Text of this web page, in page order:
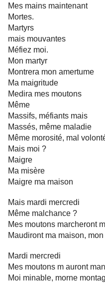
Mes mains maintenant
Mortes.
Martyrs
mais mouvantes
Méfiez moi.
Mon martyr
Montrera mon amertume
Ma maigritude
Medira mes moutons
Même
Massifs, méfiants mais
Massés, même maladie
Même morosité, mal
Mais moi ?
Maigre
Ma misère
Maigre ma maison
Mais mardi mercredi
Même malchance ?
Mes moutons marcheront
Maudiront ma maison,
Mardi mercredi
Mes moutons m auront
Moi minable, morne